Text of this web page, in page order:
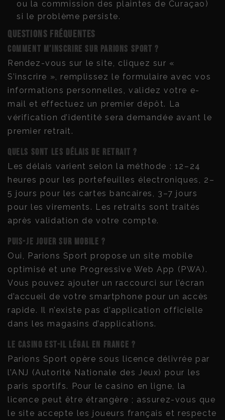
ou la commission des plaintes de Curaçao)
si le problème persiste.
Questions fréquentes
Comment m’inscrire sur Parions Sport ?
Rendez-vous sur le site, cliquez sur «
S’inscrire », remplissez le formulaire avec vos
informations personnelles, validez votre e-
mail et effectuez un premier dépôt. La
vérification d’identité sera demandée avant le
premier retrait.
Quels sont les délais de retrait ?
Les délais varient selon la méthode : 12–24
heures pour les portefeuilles électroniques, 2–
5 jours pour les cartes bancaires, 3–7 jours
pour les virements. Les retraits sont traités
après validation de votre compte.
Puis-je jouer sur mobile ?
Oui, Parions Sport propose un site mobile
optimisé et une Progressive Web App (PWA).
Vous pouvez ajouter un raccourci sur l’écran
d’accueil de votre smartphone pour un accès
rapide. Il n’existe pas d’application officielle
dans les magasins d’applications.
Le casino est-il légal en France ?
Parions Sport opère sous licence délivrée par
l’ANJ (Autorité Nationale des Jeux) pour les
paris sportifs. Pour le casino en ligne, la
licence peut être étrangère ; assurez-vous que
le site accepte les joueurs français et respecte